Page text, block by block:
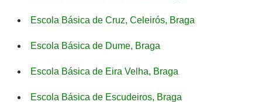
Escola Básica de Cruz, Celeirós, Braga
Escola Básica de Dume, Braga
Escola Básica de Eira Velha, Braga
Escola Básica de Escudeiros, Braga